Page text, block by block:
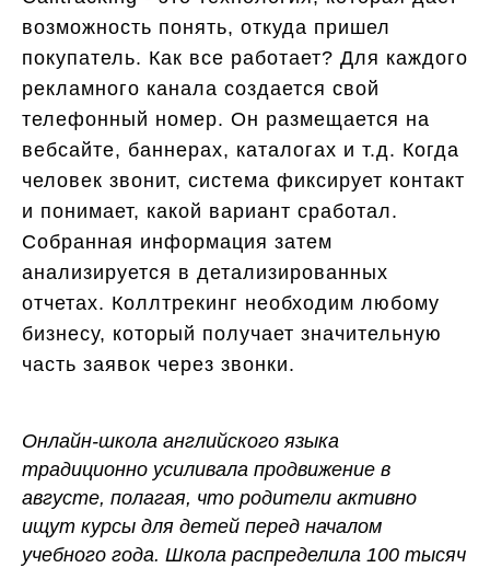
возможность понять, откуда пришел
покупатель. Как все работает? Для каждого
рекламного канала создается свой
телефонный номер. Он размещается на
вебсайте, баннерах, каталогах и т.д. Когда
человек звонит, система фиксирует контакт
и понимает, какой вариант сработал.
Собранная информация затем
анализируется в детализированных
отчетах. Коллтрекинг необходим любому
бизнесу, который получает значительную
часть заявок через звонки.
Онлайн-школа английского языка
традиционно усиливала продвижение в
августе, полагая, что родители активно
ищут курсы для детей перед началом
учебного года. Школа распределила 100 тысяч